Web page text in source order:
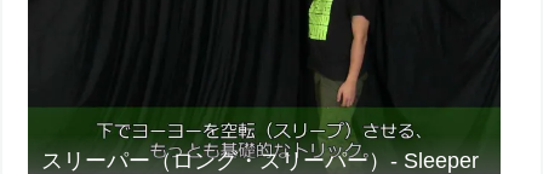
スリーパー（ロング・スリーパー）- Sleeper